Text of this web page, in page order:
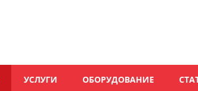
УСЛУГИ ОБОРУДОВАНИЕ